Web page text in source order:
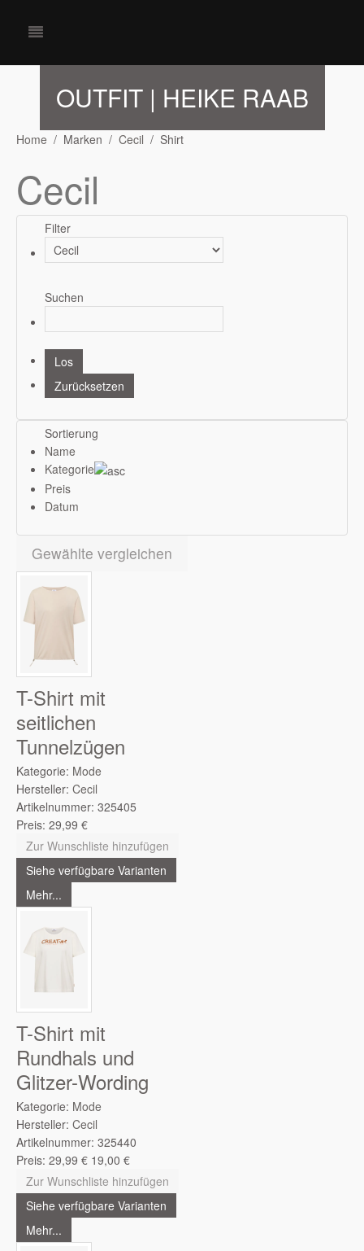
OUTFIT | HEIKE RAAB
Home Marken Cecil Shirt
Cecil
Filter
Suchen
Sortierung
Name
Kategorie
Preis
Datum
Gewählte vergleichen
T-Shirt mit
seitlichen
Tunnelzügen
Kategorie: Mode
Hersteller: Cecil
Artikelnummer: 325405
Preis: 29,99 €
Zur Wunschliste hinzufügen
Siehe verfügbare Varianten
Mehr...
T-Shirt mit
Rundhals und
Glitzer-Wording
Kategorie: Mode
Hersteller: Cecil
Artikelnummer: 325440
Preis: 29,99 € 19,00 €
Zur Wunschliste hinzufügen
Siehe verfügbare Varianten
Mehr...